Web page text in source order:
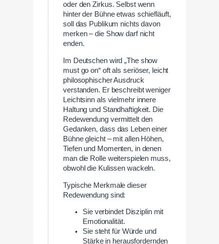
oder den Zirkus. Selbst wenn
hinter der Bühne etwas schiefläuft,
soll das Publikum nichts davon
merken – die Show darf nicht
enden.
Im Deutschen wird „The show
must go on“ oft als seriöser, leicht
philosophischer Ausdruck
verstanden. Er beschreibt weniger
Leichtsinn als vielmehr innere
Haltung und Standhaftigkeit. Die
Redewendung vermittelt den
Gedanken, dass das Leben einer
Bühne gleicht – mit allen Höhen,
Tiefen und Momenten, in denen
man die Rolle weiterspielen muss,
obwohl die Kulissen wackeln.
Typische Merkmale dieser
Redewendung sind:
Sie verbindet Disziplin mit
Emotionalität.
Sie steht für Würde und
Stärke in herausfordernden